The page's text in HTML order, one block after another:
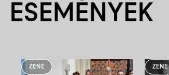
ESEMÉNYEK
ZENE ZENE